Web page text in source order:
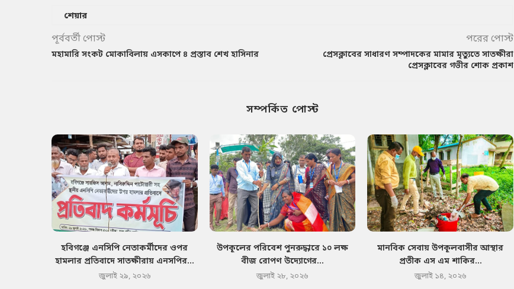
শেয়ার
পূর্ববর্তী পোস্ট
মহামারি সংকট মোকাবিলায় এসকাপে ৪ প্রস্তাব শেখ হাসিনার
পরের পোস্ট
প্রেসক্লাবের সাধারণ সম্পাদকের মামার মৃত্যুতে সাতক্ষীরা
প্রেসক্লাবের গভীর শোক প্রকাশ
সম্পর্কিত পোস্ট
হবিগঞ্জে এনসিপি নেতাকর্মীদের ওপর
হামলার প্রতিবাদে সাতক্ষীরায় এনসপির...
জুলাই ২৯, ২০২৬
উপকূলের পরিবেশ পুনরুদ্ধারে ১০ লক্ষ
বীজ রোপণ উদ্যোগের...
জুলাই ২৮, ২০২৬
মানবিক সেবায় উপকূলবাসীর আস্থার
প্রতীক এস এম শাকির...
জুলাই ১৪, ২০২৬